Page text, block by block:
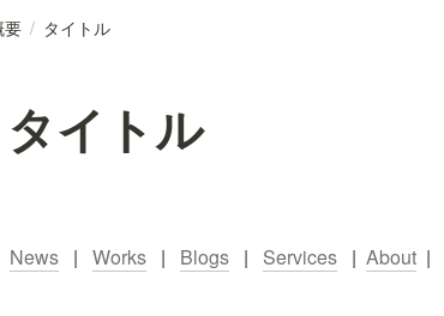
要 / タイトル
タイトル
News
   |
Works
   |
Blogs
   |
Services
   |
About
  |